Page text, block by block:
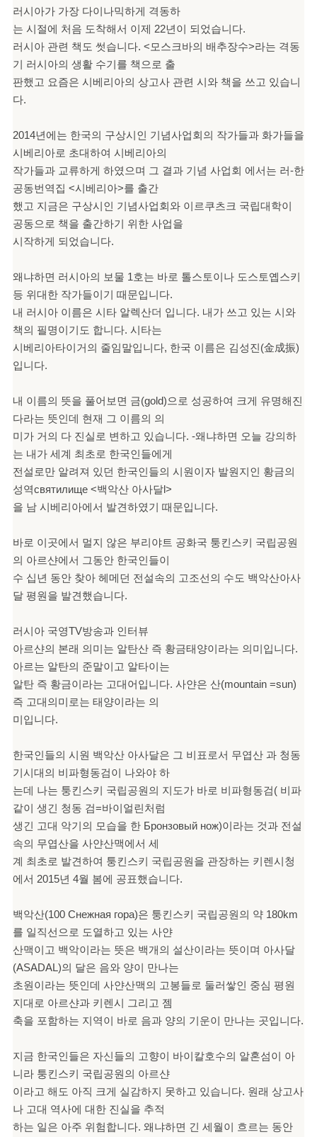
러시아가 가장 다이나믹하게 격동하
는 시절에 처음 도착해서 이제 22년이 되었습니다.
러시아 관련 책도 썻습니다. <모스크바의 배추장수>라는 격동
기 러시아의 생활 수기를 책으로 출
판했고 요즘은 시베리아의 상고사 관련 시와 책을 쓰고 있습니
다.
2014년에는 한국의 구상시인 기념사업회의 작가들과 화가들을
시베리아로 초대하여 시베리아의
작가들과 교류하게 하였으며 그 결과 기념 사업회 에서는 러-한
공동번역집 <시베리아>를 출간
했고 지금은 구상시인 기념사업회와 이르쿠츠크 국립대학이
공동으로 책을 출간하기 위한 사업을
시작하게 되었습니다.
왜냐하면 러시아의 보물 1호는 바로 톨스토이나 도스토옙스키
등 위대한 작가들이기 때문입니다.
내 러시아 이름은 시타 알렉산더 입니다. 내가 쓰고 있는 시와
책의 필명이기도 합니다. 시타는
시베리아타이거의 줄임말입니다, 한국 이름은 김성진(金成振)
입니다.
내 이름의 뜻을 풀어보면 금(gold)으로 성공하여 크게 유명해진
다라는 뜻인데 현재 그 이름의 의
미가 거의 다 진실로 변하고 있습니다. -왜냐하면 오늘 강의하
는 내가 세계 최초로 한국인들에게
전설로만 알려져 있던 한국인들의 시원이자 발원지인 황금의
성역святилище <백악산 아사달l>
을 남 시베리아에서 발견하였기 때문입니다.
바로 이곳에서 멀지 않은 부리야트 공화국 퉁킨스키 국립공원
의 아르샨에서 그동안 한국인들이
수 십년 동안 찾아 헤메던 전설속의 고조선의 수도 백악산아사
달 평원을 발견했습니다.
러시아 국영TV방송과 인터뷰
아르샨의 본래 의미는 알탄산 즉 황금태양이라는 의미입니다.
아르는 알탄의 준말이고 알타이는
알탄 즉 황금이라는 고대어입니다. 사얀은 산(mountain =sun)
즉 고대의미로는 태양이라는 의
미입니다.
한국인들의 시원 백악산 아사달은 그 비표로서 무엽산 과 청동
기시대의 비파형동검이 나와야 하
는데 나는 퉁킨스키 국립공원의 지도가 바로 비파형동검( 비파
같이 생긴 청동 검=바이얼린처럼
생긴 고대 악기의 모습을 한 Бронзовый нож)이라는 것과 전설
속의 무엽산을 사얀산맥에서 세
계 최초로 발견하여 퉁킨스키 국립공원을 관장하는 키렌시청
에서 2015년 4월 봄에 공표했습니다.
백악산(100 Снежная гора)은 퉁킨스키 국립공원의 약 180km
를 일직선으로 도열하고 있는 사얀
산맥이고 백악이라는 뜻은 백개의 설산이라는 뜻이며 아사달
(ASADAL)의 달은 음와 양이 만나는
초원이라는 뜻인데 사얀산맥의 고봉들로 둘러쌓인 중심 평원
지대로 아르샨과 키렌시 그리고 젬
축을 포함하는 지역이 바로 음과 양의 기운이 만나는 곳입니다.
지금 한국인들은 자신들의 고향이 바이칼호수의 알혼섬이 아
니라 퉁킨스키 국립공원의 아르샨
이라고 해도 아직 크게 실감하지 못하고 있습니다. 원래 상고사
나 고대 역사에 대한 진실을 추적
하는 일은 아주 위험합니다. 왜냐하면 긴 세월이 흐르는 동안